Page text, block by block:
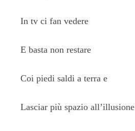
In tv ci fan vedere
E basta non restare
Coi piedi saldi a terra e
Lasciar più spazio all’illusione